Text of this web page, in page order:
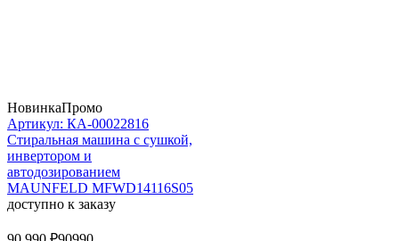
НовинкаПромо
Артикул: КА-00022816
Стиральная машина c сушкой,
инвертором и
автодозированием
MAUNFELD MFWD14116S05
доступно к заказу